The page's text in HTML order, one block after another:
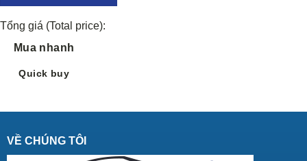
Tổng giá (Total price):
Mua nhanh
Quick buy
VỀ CHÚNG TÔI